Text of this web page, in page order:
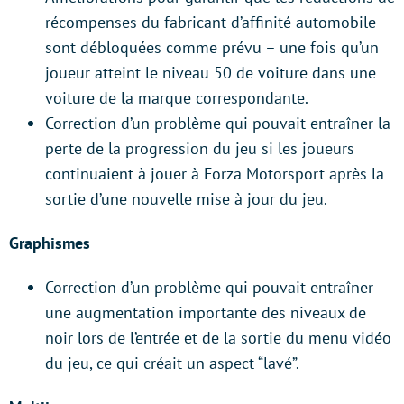
récompenses du fabricant d’affinité automobile
sont débloquées comme prévu – une fois qu’un
joueur atteint le niveau 50 de voiture dans une
voiture de la marque correspondante.
Correction d’un problème qui pouvait entraîner la
perte de la progression du jeu si les joueurs
continuaient à jouer à Forza Motorsport après la
sortie d’une nouvelle mise à jour du jeu.
Graphismes
Correction d’un problème qui pouvait entraîner
une augmentation importante des niveaux de
noir lors de l’entrée et de la sortie du menu vidéo
du jeu, ce qui créait un aspect “lavé”.